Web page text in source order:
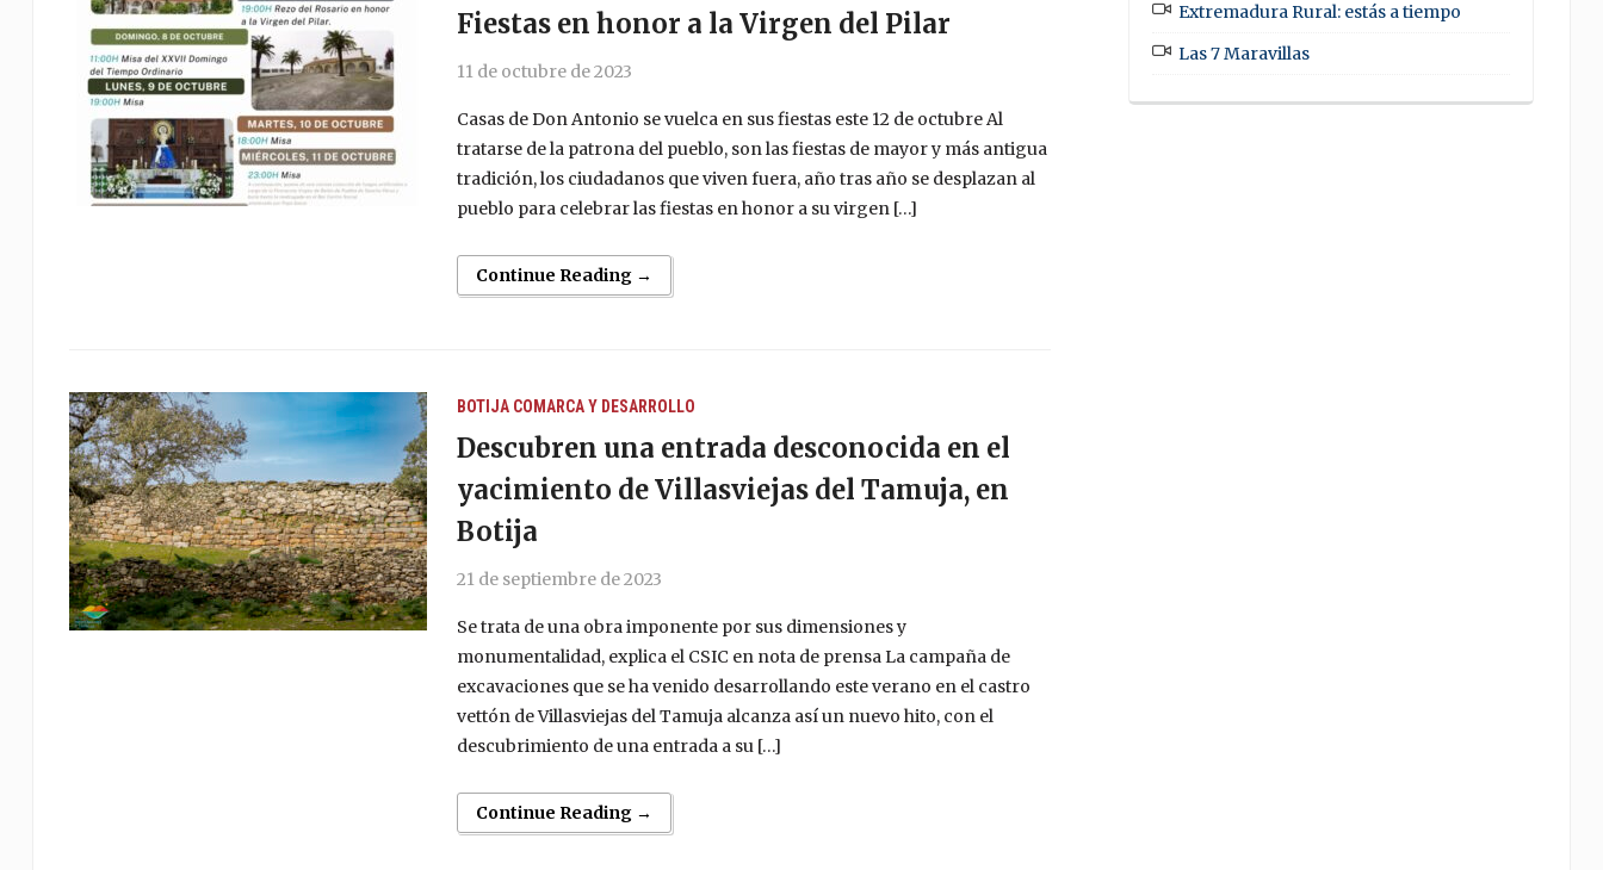
Fiestas en honor a la Virgen del Pilar
11 de octubre de 2023
Casas de Don Antonio se vuelca en sus fiestas este 12 de octubre Al
tratarse de la patrona del pueblo, son las fiestas de mayor y más antigua
tradición, los ciudadanos que viven fuera, año tras año se desplazan al
pueblo para celebrar las fiestas en honor a su virgen […]
Continue Reading →
BOTIJA COMARCA Y DESARROLLO
Descubren una entrada desconocida en el
yacimiento de Villasviejas del Tamuja, en
Botija
21 de septiembre de 2023
Se trata de una obra imponente por sus dimensiones y
monumentalidad, explica el CSIC en nota de prensa La campaña de
excavaciones que se ha venido desarrollando este verano en el castro
vettón de Villasviejas del Tamuja alcanza así un nuevo hito, con el
descubrimiento de una entrada a su […]
Continue Reading →
Extremadura Rural: estás a tiempo
Las 7 Maravillas